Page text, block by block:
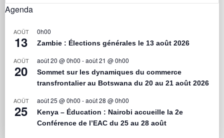
Agenda
AOÛT
13
0h00
Zambie : Élections générales le 13 août 2026
AOÛT
20
août 20 @ 0h00 -août 21 @ 0h00
Sommet sur les dynamiques du commerce
transfrontalier au Botswana du 20 au 21 août 2026
AOÛT
25
août 25 @ 0h00 -août 28 @ 0h00
Kenya – Éducation : Nairobi accueille la 2e
Conférence de l’EAC du 25 au 28 août